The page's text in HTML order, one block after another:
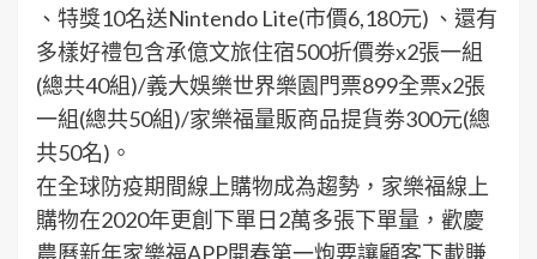
、特獎10名送Nintendo Lite(市價6,180元) 、還有
多樣好禮包含承億文旅住宿500折價劵x2張一組
(總共40組)/義大娛樂世界樂園門票899全票x2張
一組(總共50組)/家樂福量販商品提貨劵300元(總
共50名)。
在全球防疫期間線上購物成為趨勢，家樂福線上
購物在2020年更創下單日2萬多張下單量，歡慶
農曆新年家樂福APP開春第一炮要讓顧客下載賺